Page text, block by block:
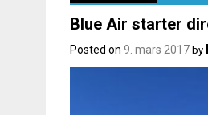
Blue Air starter
Posted on 9. mars 2017 by